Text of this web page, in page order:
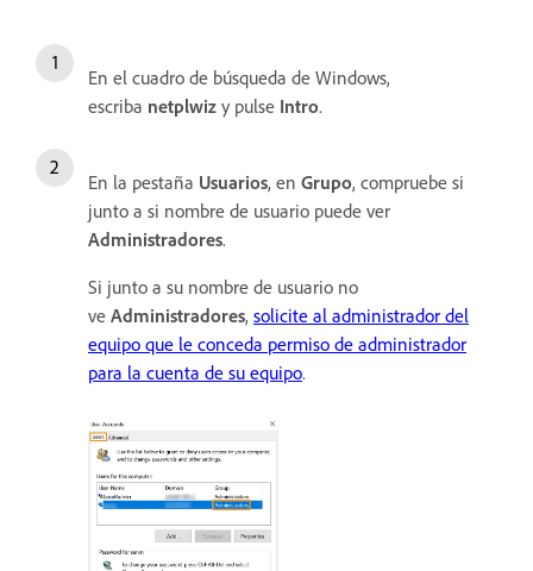
En el cuadro de búsqueda de Windows,
escriba netplwiz y pulse Intro.
En la pestaña Usuarios, en Grupo, compruebe si
junto a si nombre de usuario puede ver
Administradores.
Si junto a su nombre de usuario no
ve Administradores, solicite al administrador del
equipo que le conceda permiso de administrador
para la cuenta de su equipo.